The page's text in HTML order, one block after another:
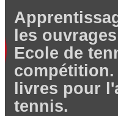
les
Ecole de
compétition.
livres pour
tennis.